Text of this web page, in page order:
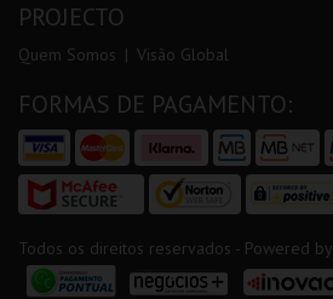
PROJECTO
Quem Somos Visão Global
FORMAS DE PAGAMENTO:
Todos os direitos reservados - Powered by